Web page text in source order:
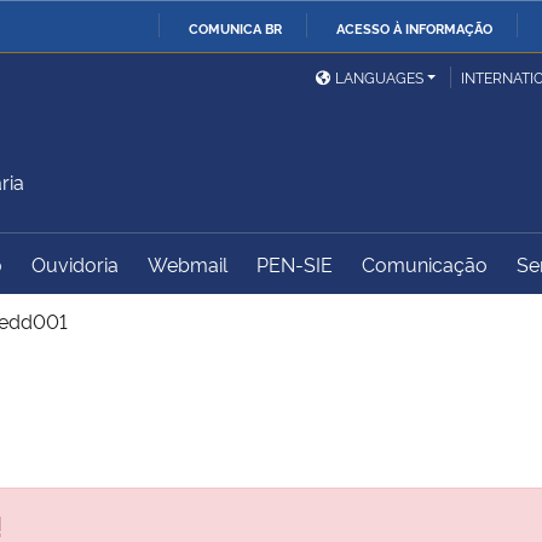
COMUNICA BR ACESSO À INFORMAÇÃO
Ministério da Defesa
Ministério das Relações
Exteriores
Ministério do
Desenvolvimento Regional
Controladoria-Geral da
LANGUAGES
Ouvidoria Webmail PEN-SIE Comunicação